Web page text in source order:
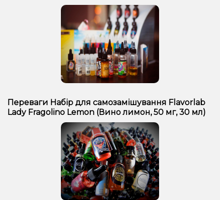
Переваги Набір для самозамішування Flavorlab
Lady Fragolino Lemon (Вино лимон, 50 мг, 30 мл)